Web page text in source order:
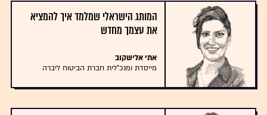
המותג הישראלי שמלמד איך להמציא
את עצמך מחדש
אתי אלישקוב
מייסדת ומנכ"לית חברת הביטוח ליברה